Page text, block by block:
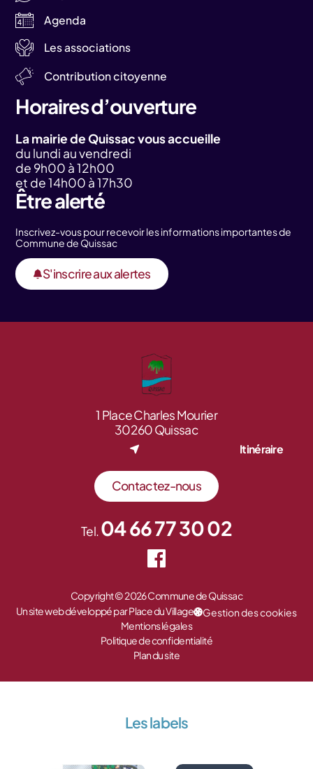
Agenda
Les associations
Contribution citoyenne
Horaires d’ouverture
La mairie de Quissac vous accueille
du lundi au vendredi
de 9h00 à 12h00
et de 14h00 à 17h30
Être alerté
Inscrivez-vous pour recevoir les informations importantes de
Commune de Quissac
S'inscrire aux alertes
1 Place Charles Mourier
30260 Quissac
Itinéraire
Contactez-nous
Tel.04 66 77 30 02
Copyright © 2026 Commune de Quissac
Un site web développé par Place du Village
Gestion des cookies
Mentions légales
Politique de confidentialité
Plan du site
Les labels